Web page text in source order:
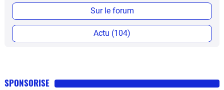
Sur le forum
Actu (104)
SPONSORISE